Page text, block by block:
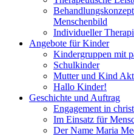
Menschenbild
Individueller
Angebote für Kinder
Kindergruppen mit
Schulkinder
Mutter und Kind
Hallo Kinder!
Geschichte und Auftrag
Engagement in
Im Einsatz für
Der Name Maria